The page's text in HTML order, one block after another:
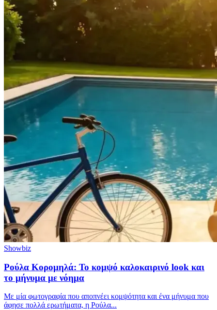
Showbiz
Ρούλα Κορομηλά: Το κομψό καλοκαιρινό look και
το μήνυμα με νόημα
Με μία φωτογραφία που αποπνέει κομψότητα και ένα μήνυμα που
άφησε πολλά ερωτήματα, η Ρούλα...